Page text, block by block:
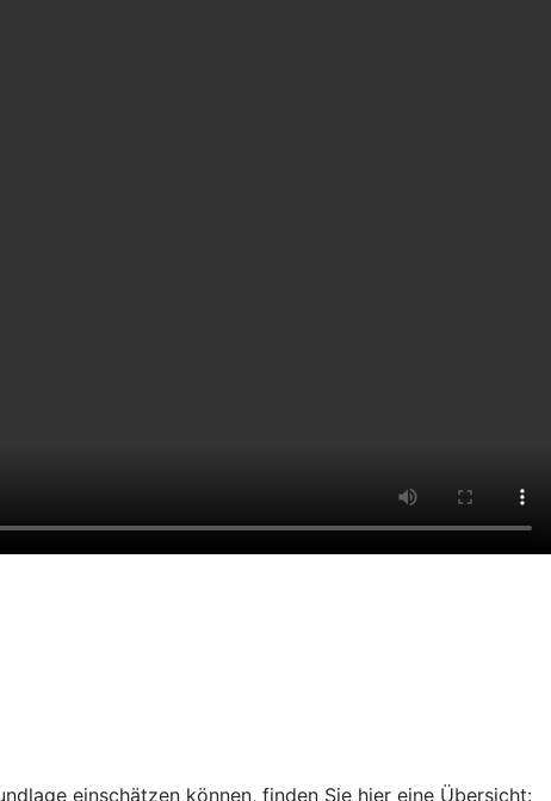
einschätzen können, finden Sie hier eine Übersicht: